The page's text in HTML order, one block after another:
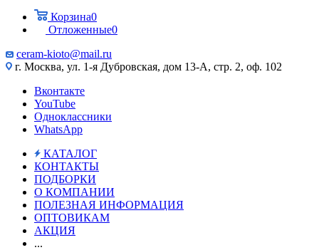
Корзина0
Отложенные0
ceram-kioto@mail.ru
г. Москва, ул. 1-я Дубровская, дом 13-А, стр. 2, оф. 102
Вконтакте
YouTube
Одноклассники
WhatsApp
КАТАЛОГ
КОНТАКТЫ
ПОДБОРКИ
О КОМПАНИИ
ПОЛЕЗНАЯ ИНФОРМАЦИЯ
ОПТОВИКАМ
АКЦИЯ
...